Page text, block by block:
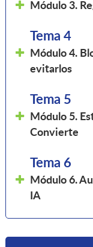
Módulo 3.
Tema 4
Módulo 4.
evitarlos
Tema 5
Módulo 5.
Convierte
Tema 6
Módulo 6.
IA